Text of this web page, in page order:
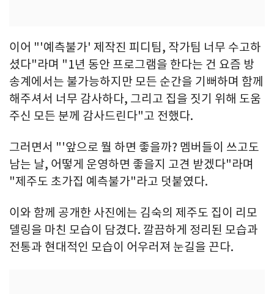
이어 "'예측불가' 제작진 피디팀, 작가팀 너무 수고하
셨다"라며 "1년 동안 프로그램을 한다는 건 요즘 방
송계에서는 불가능하지만 모든 순간을 기뻐하며 함께
해주셔서 너무 감사하다, 그리고 집을 짓기 위해 도움
주신 모든 분께 감사드린다"고 전했다.
그러면서 "'앞으로 뭘 하면 좋을까? 멤버들이 쓰고도
남는 날, 어떻게 운영하면 좋을지 고견 받겠다"라며
"제주도 초가집 예측불가"라고 덧붙였다.
이와 함께 공개한 사진에는 김숙의 제주도 집이 리모
델링을 마친 모습이 담겼다. 깔끔하게 정리된 모습과
전통과 현대적인 모습이 어우러져 눈길을 끈다.